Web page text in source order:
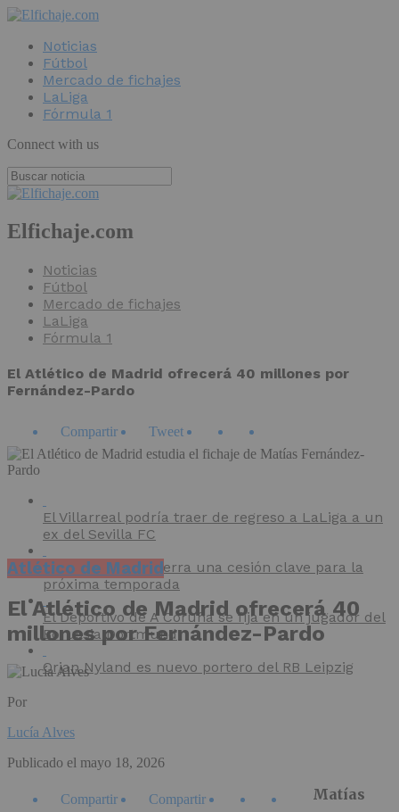
Noticias
Fútbol
Mercado de fichajes
LaLiga
Fórmula 1
Connect with us
Elfichaje.com
Noticias
Fútbol
Mercado de fichajes
LaLiga
Fórmula 1
El Atlético de Madrid ofrecerá 40 millones por
Fernández-Pardo
Compartir Tweet
El Villarreal podría traer de regreso a LaLiga a un
ex del Sevilla FC
El CD Mirandés cierra una cesión clave para la
próxima temporada
El Deportivo de A Coruña se fija en un jugador del
Borussia Dortmund
Orjan Nyland es nuevo portero del RB Leipzig
Atlético de Madrid
El Atlético de Madrid ofrecerá 40
millones por Fernández-Pardo
Por
Lucía Alves
Publicado el mayo 18, 2026
Compartir
Compartir
Matías